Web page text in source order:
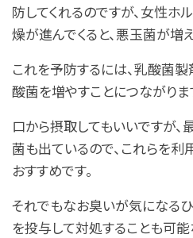
防してくれるのですが、女性ホ
燥が進んでくると、悪玉菌が増
これを予防するには、乳酸菌
酸菌を増やすことにつながりま
口から摂取してもいいですが
菌も出ているので、これらを利
おすすめです。
それでもなお臭いが気になる
を投与して対処することも可